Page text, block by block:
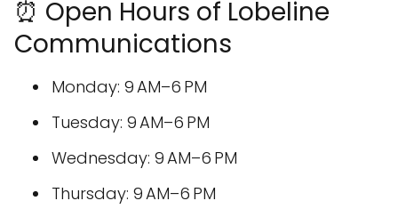
⏰ Open Hours of Lobeline
Communications
Monday: 9 AM–6 PM
Tuesday: 9 AM–6 PM
Wednesday: 9 AM–6 PM
Thursday: 9 AM–6 PM